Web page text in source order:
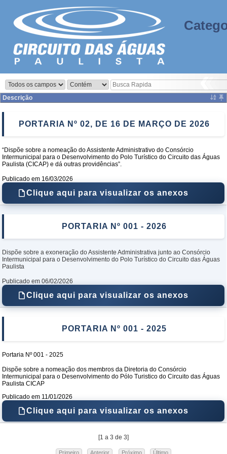
‹
Descrição
PORTARIA Nº 02, DE 16 DE MARÇO DE 2026
“Dispõe sobre a nomeação do Assistente Administrativo do Consórcio
Intermunicipal para o Desenvolvimento do Polo Turístico do Circuito das Águas
Paulista (CICAP) e dá outras providências”.
Publicado em 16/03/2026
Clique aqui para visualizar os anexos
PORTARIA Nº 001 - 2026
Dispõe sobre a exoneração do Assistente Administrativa junto ao Consórcio
Intermunicipal para o Desenvolvimento do Polo Turístico do Circuito das Águas
Paulista
Publicado em 06/02/2026
Clique aqui para visualizar os anexos
PORTARIA Nº 001 - 2025
Portaria Nº 001 - 2025
Dispõe sobre a nomeação dos membros da Diretoria do Consórcio
Intermunicipal para o Desenvolvimento do Pólo Turistico do Circuito das Águas
Paulista CICAP
Publicado em 11/01/2026
Clique aqui para visualizar os anexos
Primeiro Anterior
[1 a 3 de 3]
Próximo Último